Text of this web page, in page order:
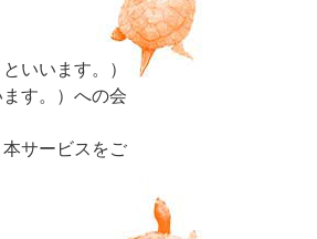
いいます。）
す。）への会
サービスをご